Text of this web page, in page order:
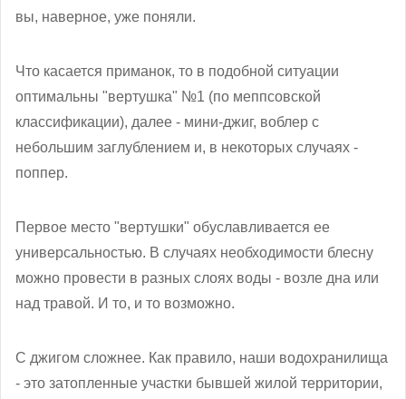
вы, наверное, уже поняли.
Что касается приманок, то в подобной ситуации
оптимальны "вертушка" №1 (по меппсовской
классификации), далее - мини-джиг, воблер с
небольшим заглублением и, в некоторых случаях -
поппер.
Первое место "вертушки" обуславливается ее
универсальностью. В случаях необходимости блесну
можно провести в разных слоях воды - возле дна или
над травой. И то, и то возможно.
С джигом сложнее. Как правило, наши водохранилища
- это затопленные участки бывшей жилой территории,